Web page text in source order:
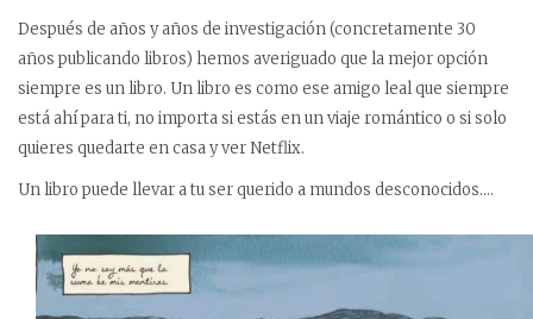
Después de años y años de investigación (concretamente 30
años publicando libros) hemos averiguado que la mejor opción
siempre es un libro. Un libro es como ese amigo leal que siempre
está ahí para ti, no importa si estás en un viaje romántico o si solo
quieres quedarte en casa y ver Netflix.
Un libro puede llevar a tu ser querido a mundos desconocidos….